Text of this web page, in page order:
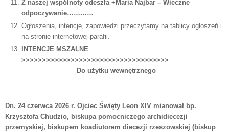
Z naszej wspólnoty odeszła +Maria Najbar – Wieczne
odpoczywanie…………
Ogłoszenia, intencje, zapowiedzi przeczytamy na tablicy ogłoszeń i
na stronie internetowej parafii.
INTENCJE MSZALNE
>>>>>>>>>>>>>>>>>>>>>>>>>>>>>>>>>>>>
Do użytku wewnętrznego
Dn. 24 czerwca 2026 r. Ojciec Święty Leon XIV mianował bp.
Krzysztofa Chudzio, biskupa pomocniczego archidiecezji
przemyskiej, biskupem koadiutorem diecezji rzeszowskiej (biskup